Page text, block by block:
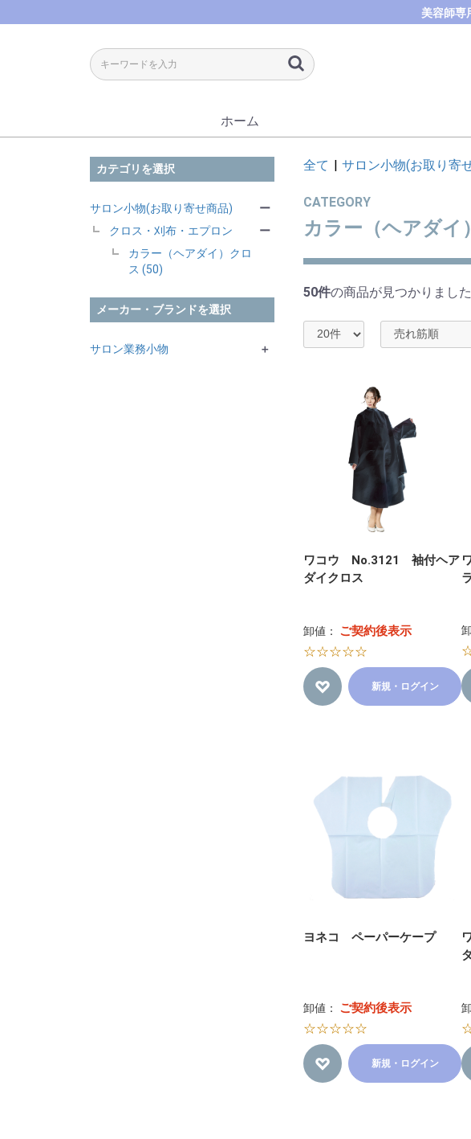
美容師専
ホーム
カテゴリを選択
サロン小物(お取り寄せ商品)
クロス・刈布・エプロン
カラー（ヘアダイ）クロ
ス (50)
ー
ー
メーカー・ブランドを選択
サロン業務小物
＋
全て サロン小物(お取り寄
CATEGORY
カラー（ヘアダイ
50件の商品が見つかりました
ワコウ No.3121 袖付ヘア
ダイクロス
卸値： ご契約後表示
☆☆☆☆☆
新規・ログイン
ヨネコ ペーパーケープ
卸値： ご契約後表示
☆☆☆☆☆
新規・ログイン